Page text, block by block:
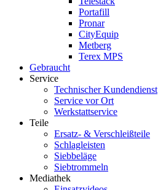
Portafill
Pronar
CityEquip
Metberg
Terex MPS
Gebraucht
Service
Technischer Kundendienst
Service vor Ort
Werkstattservice
Teile
Ersatz- & Verschleißteile
Schlagleisten
Siebbeläge
Siebtrommeln
Mediathek